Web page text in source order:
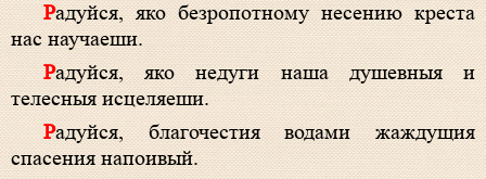
Радуйся, яко безропотному несению креста
нас научаеши.
Радуйся, яко недуги наша душевныя и
телесныя исцеляеши.
Радуйся, благочестия водами жаждущия
спасения напоивый.